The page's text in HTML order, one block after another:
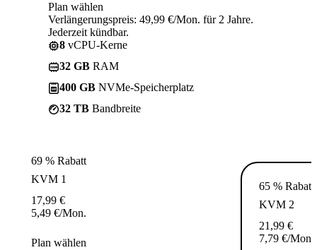
Plan wählen
Verlängerungspreis: 49,99 €/Mon. für 2 Jahre.
Jederzeit kündbar.
8 vCPU-Kerne
32 GB RAM
400 GB NVMe-Speicherplatz
32 TB Bandbreite
69 % Rabatt
KVM 1
17,99 €
5,49 €/Mon.
Plan wählen
65 % Rabatt
KVM 2
21,99 €
7,79 €/Mon.